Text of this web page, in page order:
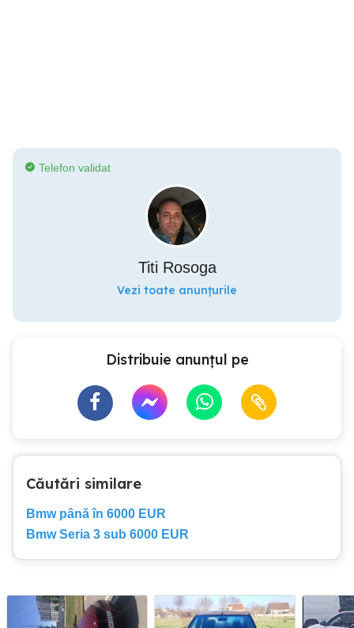
Telefon validat
Titi Rosoga
Vezi toate anunțurile
Distribuie anunțul pe
Căutări similare
Bmw până în 6000 EUR
Bmw Seria 3 sub 6000 EUR